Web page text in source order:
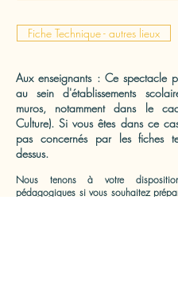
Fiche Technique - autres lieux
Aux enseignants : Ce spectacle
au sein d'établissements
muros, notamment dans le
Culture). Si vous êtes dans ce
pas concernés par les fiches
dessus.
Nous tenons à votre
pédagogiques si vous souhaitez